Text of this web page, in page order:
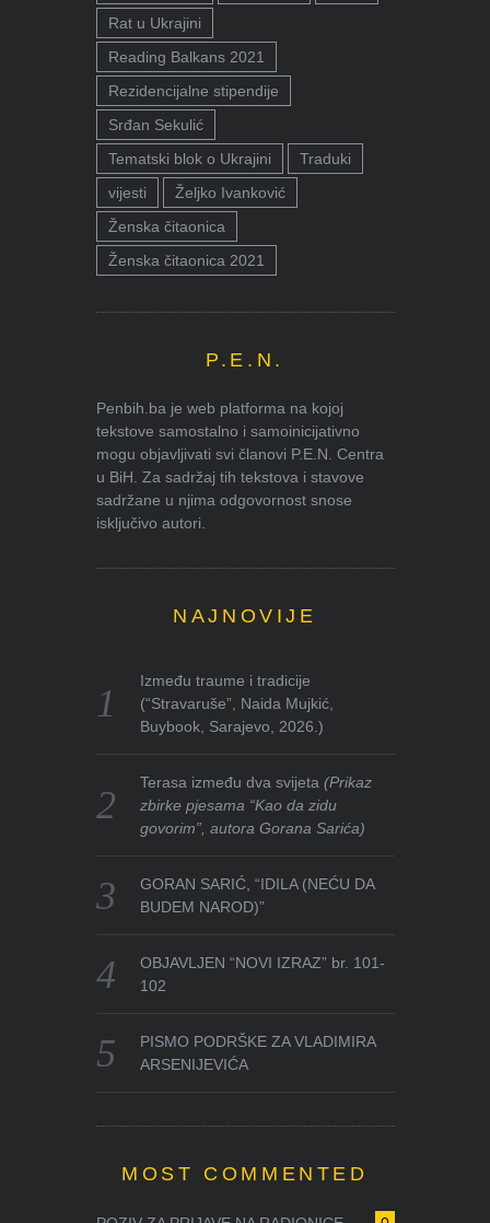
Rat u Ukrajini
Reading Balkans 2021
Rezidencijalne stipendije
Srđan Sekulić
Tematski blok o Ukrajini
Traduki
vijesti
Željko Ivanković
Ženska čitaonica
Ženska čitaonica 2021
P.E.N.
Penbih.ba je web platforma na kojoj
tekstove samostalno i samoinicijativno
mogu objavljivati svi članovi P.E.N. Centra
u BiH. Za sadržaj tih tekstova i stavove
sadržane u njima odgovornost snose
isključivo autori.
NAJNOVIJE
Između traume i tradicije
(“Stravaruše”, Naida Mujkić,
Buybook, Sarajevo, 2026.)
Terasa između dva svijeta(Prikaz
zbirke pjesama “Kao da zidu
govorim”, autora Gorana Sarića)
GORAN SARIĆ, “IDILA (NEĆU DA
BUDEM NAROD)”
OBJAVLJEN “NOVI IZRAZ” br. 101-
102
PISMO PODRŠKE ZA VLADIMIRA
ARSENIJEVIĆA
MOST COMMENTED